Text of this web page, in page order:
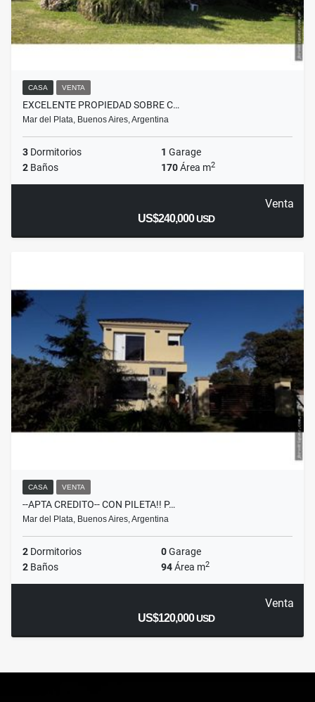
CASA VENTA
EXCELENTE PROPIEDAD SOBRE C…
Mar del Plata, Buenos Aires, Argentina
3 Dormitorios 1 Garage
2 Baños 170Área m2
Venta
US$240,000USD
CASA VENTA
--APTA CREDITO-- CON PILETA!! P…
Mar del Plata, Buenos Aires, Argentina
2 Dormitorios 0Garage
2 Baños 94Área m2
Venta
US$120,000USD